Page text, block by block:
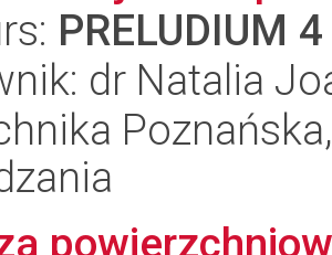
PRELUDIUM 4
dr Natalia